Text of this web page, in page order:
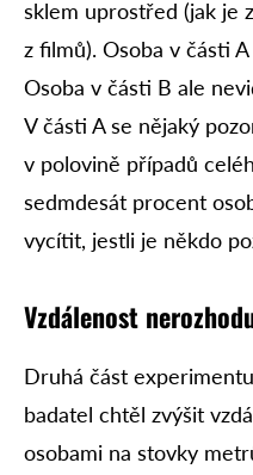
sklem uprostřed (jak je
z filmů). Osoba v části
Osoba v části B ale
V části A se nějaký
v polovině případů
sedmdesát procent
vycítit, jestli je někdo
Vzdálenost
Druhá část
badatel chtěl zvýšit
osobami na stovky